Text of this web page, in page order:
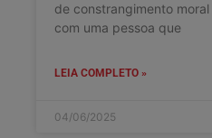
de constrangimento moral
com uma pessoa que
LEIA COMPLETO »
04/06/2025